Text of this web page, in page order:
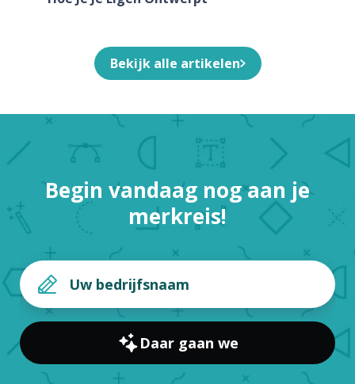
Bekijk alle artikelen
Begin vandaag nog aan je
merkreis!
Daar gaan we